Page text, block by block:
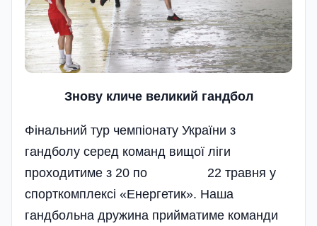
Знову кличе великий гандбол
Фінальний тур чемпіонату України з
гандболу серед команд вищої ліги
проходитиме з 20 по 22 травня у
спорткомплексі «Енергетик». Наша
гандбольн­а дружина прийматиме команди